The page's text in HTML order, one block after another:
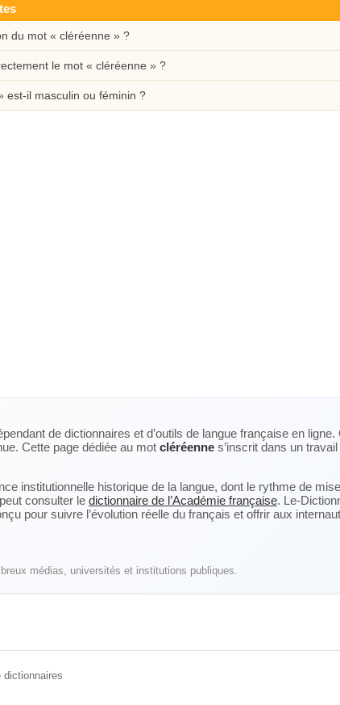
du mot « cléréenne » ?
le mot « cléréenne » ?
est-il masculin ou féminin ?
de dictionnaires et d’outils de langue française en
Cette page dédiée au mot cléréenne s’inscrit dans un
institutionnelle historique de la langue, dont le rythme de
consulter le dictionnaire de l’Académie française. Le-
pour suivre l’évolution réelle du français et offrir aux
médias, universités et institutions publiques.
dictionnaires